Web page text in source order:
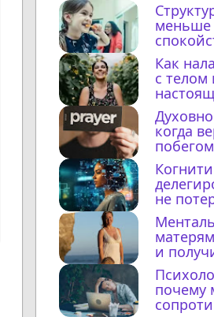
меньше
Как
с телом
когда
побегом
не
с ИИ
и
почему